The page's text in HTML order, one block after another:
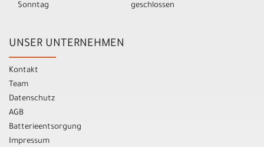
Sonntag
geschlossen
UNSER UNTERNEHMEN
Kontakt
Team
Datenschutz
AGB
Batterieentsorgung
Impressum